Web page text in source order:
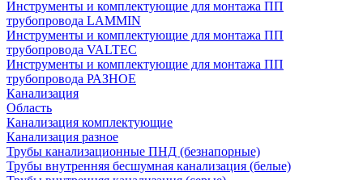
Инструменты и комплектующие для монтажа ПП
трубопровода LAMMIN
Инструменты и комплектующие для монтажа ПП
трубопровода VALTEC
Инструменты и комплектующие для монтажа ПП
трубопровода РАЗНОЕ
Канализация
Область
Канализация комплектующие
Канализация разное
Трубы канализационные ПНД (безнапорные)
Трубы внутренняя бесшумная канализация (белые)